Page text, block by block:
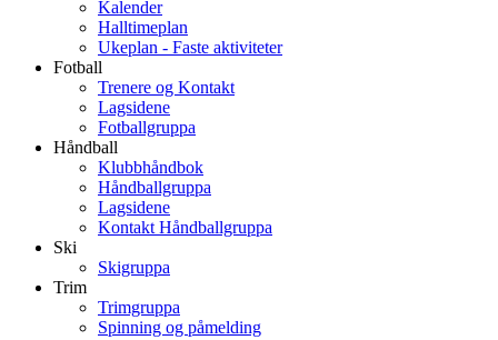
Kalender
Halltimeplan
Ukeplan - Faste aktiviteter
Fotball
Trenere og Kontakt
Lagsidene
Fotballgruppa
Håndball
Klubbhåndbok
Håndballgruppa
Lagsidene
Kontakt Håndballgruppa
Ski
Skigruppa
Trim
Trimgruppa
Spinning og påmelding